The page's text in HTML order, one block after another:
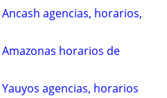
agencias, horarios,
horarios de
agencias, horarios